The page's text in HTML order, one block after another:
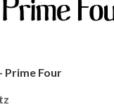
Prime Four